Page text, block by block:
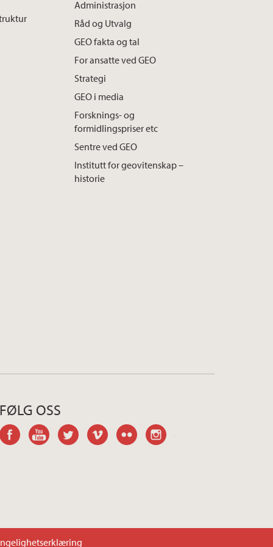
e
r
n
Administrasjon
Råd og Utvalg
GEO fakta og tal
For ansatte ved GEO
Strategi
GEO i media
Forsknings- og
formidlingspriser etc
Sentre ved GEO
Institutt for geovitenskap –
historie
FØLG OSS
facebookyoutubetwitter vimeo flickr